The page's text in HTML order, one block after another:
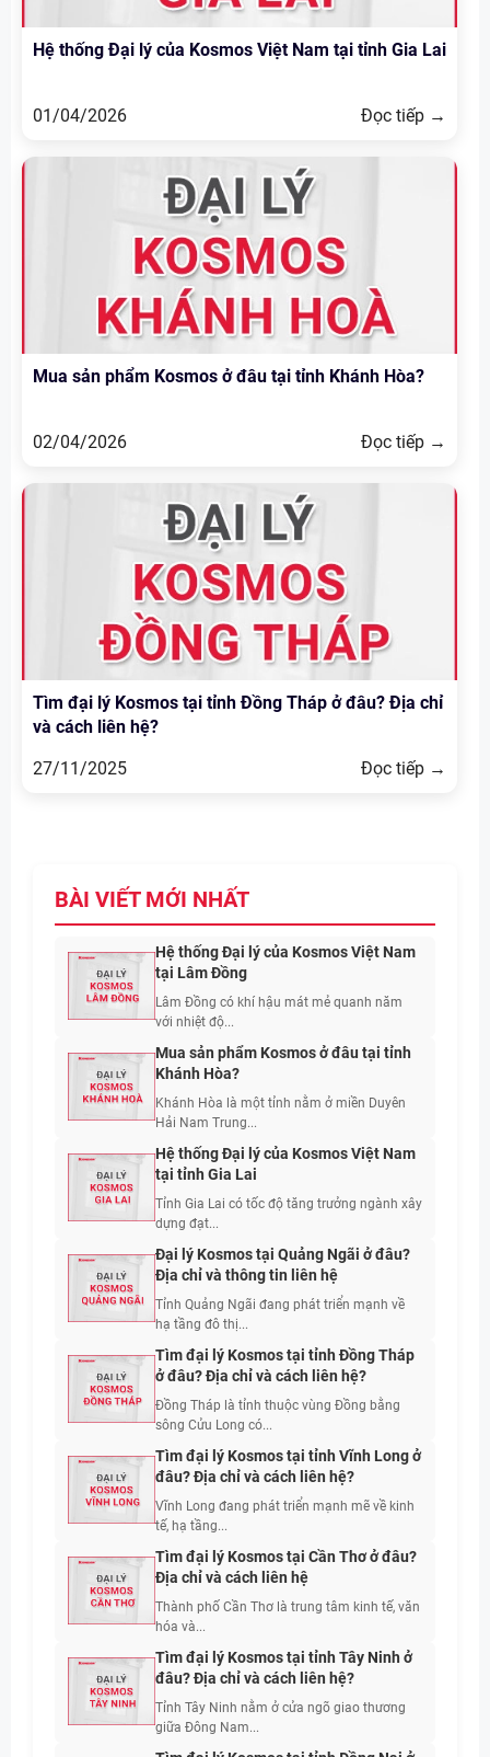
Hệ thống Đại lý của Kosmos Việt Nam tại tỉnh Gia Lai
01/04/2026 Đọc tiếp →
Mua sản phẩm Kosmos ở đâu tại tỉnh Khánh Hòa?
02/04/2026 Đọc tiếp →
Tìm đại lý Kosmos tại tỉnh Đồng Tháp ở đâu? Địa chỉ
và cách liên hệ?
27/11/2025
Đọc tiếp →
BÀI VIẾT MỚI NHẤT
Hệ thống Đại lý của Kosmos Việt Nam
tại Lâm Đồng
Lâm Đồng có khí hậu mát mẻ quanh năm
với nhiệt độ...
Mua sản phẩm Kosmos ở đâu tại tỉnh
Khánh Hòa?
Khánh Hòa là một tỉnh nằm ở miền Duyên
Hải Nam Trung...
Hệ thống Đại lý của Kosmos Việt Nam
tại tỉnh Gia Lai
Tỉnh Gia Lai có tốc độ tăng trưởng ngành xây
dựng đạt...
Đại lý Kosmos tại Quảng Ngãi ở đâu?
Địa chỉ và thông tin liên hệ
Tỉnh Quảng Ngãi đang phát triển mạnh về
hạ tầng đô thị...
Tìm đại lý Kosmos tại tỉnh Đồng Tháp
ở đâu? Địa chỉ và cách liên hệ?
Đồng Tháp là tỉnh thuộc vùng Đồng bằng
sông Cửu Long có...
Tìm đại lý Kosmos tại tỉnh Vĩnh Long ở
đâu? Địa chỉ và cách liên hệ?
Vĩnh Long đang phát triển mạnh mẽ về kinh
tế, hạ tầng...
Tìm đại lý Kosmos tại Cần Thơ ở đâu?
Địa chỉ và cách liên hệ
Thành phố Cần Thơ là trung tâm kinh tế, văn
hóa và...
Tìm đại lý Kosmos tại tỉnh Tây Ninh ở
đâu? Địa chỉ và cách liên hệ?
Tỉnh Tây Ninh nằm ở cửa ngõ giao thương
giữa Đông Nam...